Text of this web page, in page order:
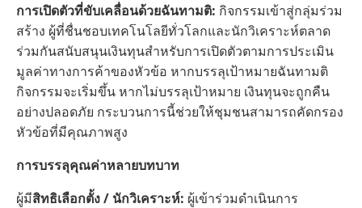
การเปิดตัวที่ขับเคลื่อนด้วยฉันทามติ: กิจกรรมเข้าสู่กลุ่มร่วม
สร้าง ผู้ที่ชื่นชอบเทคโนโลยีทั่วโลกและนักวิเคราะห์ตลาด
ร่วมกันสนับสนุนเงินทุนสำหรับการเปิดตัวตามการประเมิน
มูลค่าทางการค้าของหัวข้อ หากบรรลุเป้าหมายฉันทามติ
กิจกรรมจะเริ่มขึ้น หากไม่บรรลุเป้าหมาย เงินทุนจะถูกคืน
อย่างปลอดภัย กระบวนการนี้ช่วยให้ชุมชนสามารถคัดกรอง
หัวข้อที่มีคุณภาพสูง
การบรรลุคุณค่าหลายบทบาท
ผู้มีสิทธิเลือกตั้ง / นักวิเคราะห์: ผู้เข้าร่วมดำเนินการ